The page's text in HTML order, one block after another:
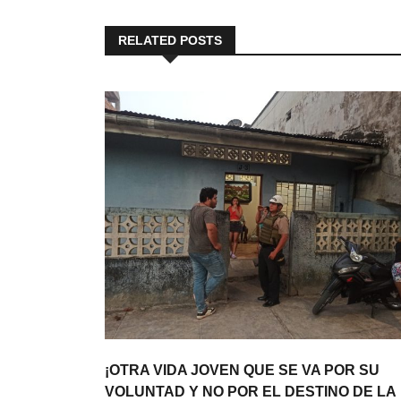
RELATED POSTS
¡OTRA VIDA JOVEN QUE SE VA POR SU
VOLUNTAD Y NO POR EL DESTINO DE LA